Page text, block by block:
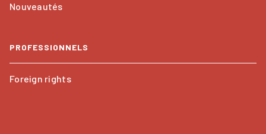
Nouveautés
PROFESSIONNELS
Foreign rights